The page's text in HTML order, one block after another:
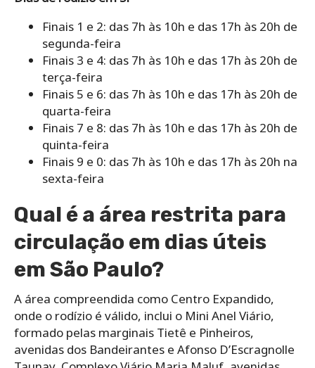
Finais 1 e 2: das 7h às 10h e das 17h às 20h de
segunda-feira
Finais 3 e 4: das 7h às 10h e das 17h às 20h de
terça-feira
Finais 5 e 6: das 7h às 10h e das 17h às 20h de
quarta-feira
Finais 7 e 8: das 7h às 10h e das 17h às 20h de
quinta-feira
Finais 9 e 0: das 7h às 10h e das 17h às 20h na
sexta-feira
Qual é a área restrita para
circulação em dias úteis
em São Paulo?
A área compreendida como Centro Expandido,
onde o rodízio é válido, inclui o Mini Anel Viário,
formado pelas marginais Tietê e Pinheiros,
avenidas dos Bandeirantes e Afonso D’Escragnolle